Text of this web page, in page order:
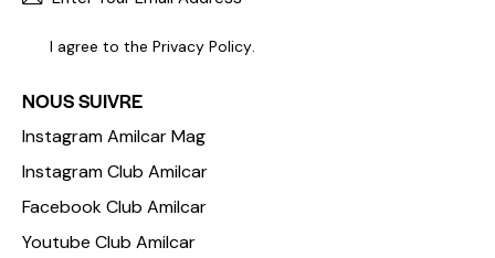
I agree to the Privacy Policy
NOUS SUIVRE
Instagram Amilcar Mag
Instagram Club Amilcar
Facebook Club Amilcar
Youtube Club Amilcar